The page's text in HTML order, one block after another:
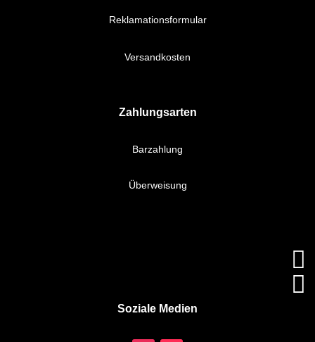
Reklamationsformular
Versandkosten
Zahlungsarten
Barzahlung
Überweisung
Soziale Medien

